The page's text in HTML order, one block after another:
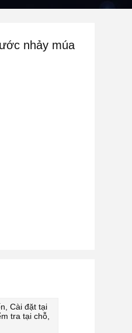
nhảy múa
Cài đặt tại
tra tại chỗ,